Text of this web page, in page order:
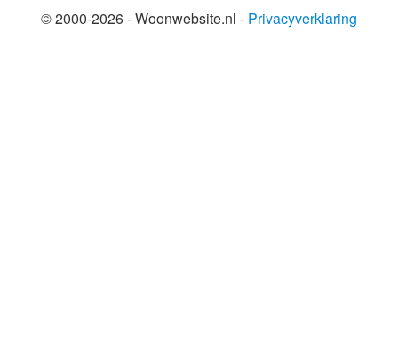
© 2000-2026 - Woonwebsite.nl - Privacyverklaring